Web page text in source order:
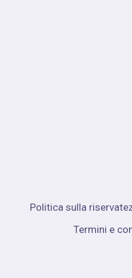
Politica sulla
Termini e